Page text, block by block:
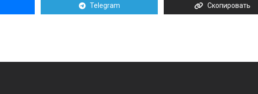
Telegram Скопировать